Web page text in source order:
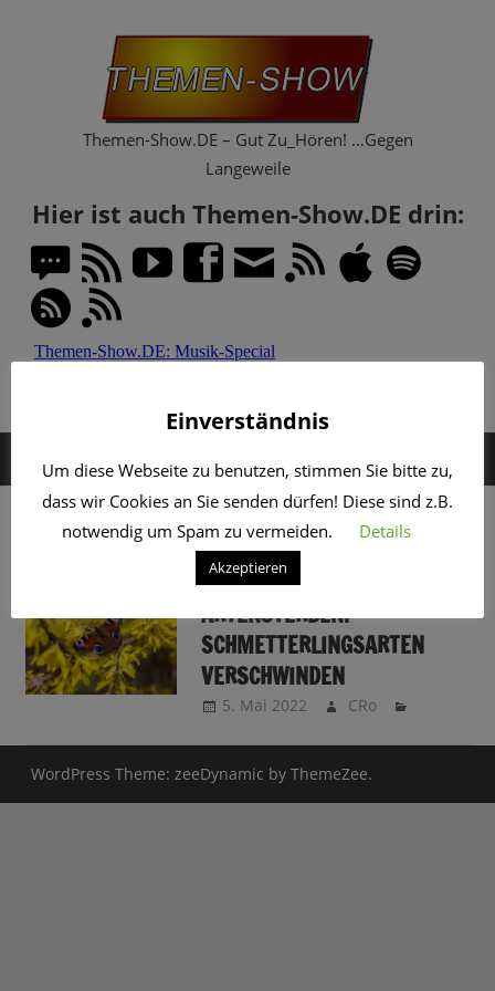
Themen-Show.DE – Gut Zu_Hören! …Gegen
Langeweile
Hier ist auch Themen-Show.DE drin:
MENÜ
SCHLAGWORT:ARTENSTERBEN
GEFÄHRLICHES
ARTENSTERBEN:
SCHMETTERLINGSARTEN
VERSCHWINDEN
5. Mai 2022 CRo
WordPress Theme: zeeDynamic by ThemeZee.
Einverständnis
Um diese Webseite zu benutzen, stimmen Sie bitte zu,
dass wir Cookies an Sie senden dürfen! Diese sind z.B.
notwendig um Spam zu vermeiden.
Details
Akzeptieren